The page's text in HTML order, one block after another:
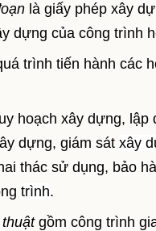
là giấy phép xây
dựng của công trình
trình tiến hành các
hoạch xây dựng,
dựng, giám sát xây
thác sử dụng, bảo
trình.
gồm công trình